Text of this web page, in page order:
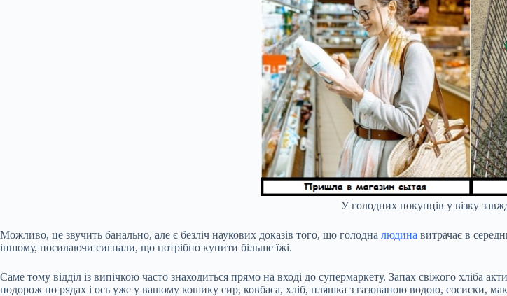
У голодних покупців у візку
Можливо, це звучить банально, але є безліч наукових доказів того, що голодна людина витрачає в
іншому, посилаючи сигнали, що потрібно купити більше їжі.
Саме тому відділ із випічкою часто знаходиться прямо на вході до супермаркету. Запах свіжого хліба
подорож по рядах і ось уже у вашому кошику сир, ковбаса, хліб, пляшка з газованою водою, сосиски,